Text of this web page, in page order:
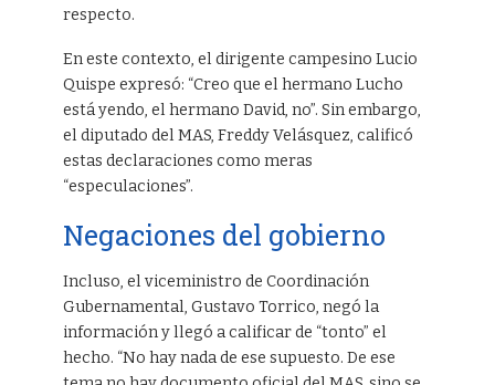
respecto.
En este contexto, el dirigente campesino Lucio
Quispe expresó: “Creo que el hermano Lucho
está yendo, el hermano David, no”. Sin embargo,
el diputado del MAS, Freddy Velásquez, calificó
estas declaraciones como meras
“especulaciones”.
Negaciones del gobierno
Incluso, el viceministro de Coordinación
Gubernamental, Gustavo Torrico, negó la
información y llegó a calificar de “tonto” el
hecho. “No hay nada de ese supuesto. De ese